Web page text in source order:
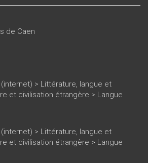
de Caen
> Littérature, langue et
et civilisation étrangère > Langue
> Littérature, langue et
et civilisation étrangère > Langue